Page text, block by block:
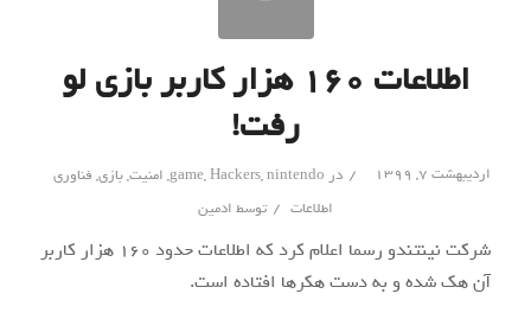
اطلاعات ۱۶۰ هزار کاربر بازی لو
رفت!
اردیبهشت ۷, ۱۳۹۹ / در game,Hackers,nintendo
, امنیت,بازی, فناوری
اطلاعات / توسط ادمین
شرکت نینتندو رسما اعلام کرد که اطلاعات حدود ۱۶۰ هزار کاربر
آن هک شده و به دست هکرها افتاده است.